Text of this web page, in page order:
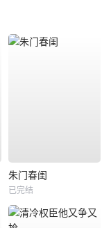
朱门春闺
已完结